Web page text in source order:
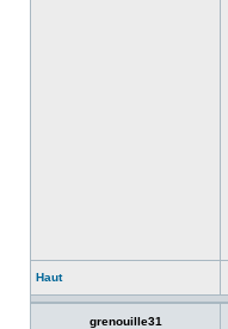
Haut
grenouille31